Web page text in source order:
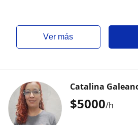
ver más
$5000/h
Catalina